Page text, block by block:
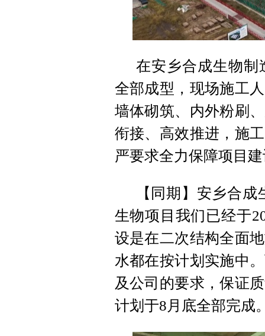
在安乡合成生物制
全部成型，现场施工
墙体砌筑、内外粉刷
衔接、高效推进，施
严要求全力保障项目
【同期】安乡合
生物项目我们已经于
设是在二次结构全面
水都在按计划实施中
及公司的要求，保证
计划于8月底全部完成